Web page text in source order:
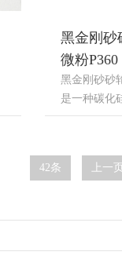
黑金刚砂
微粉P360
黑金刚砂砂
是一种碳化
42条 上一页